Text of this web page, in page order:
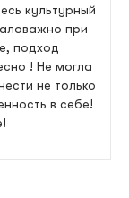
культурный
при
подход
! Не могла
не только
в себе!